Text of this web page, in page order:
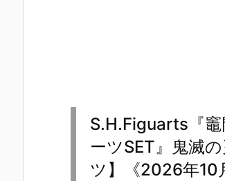
S.H.Figuarts『
ーツSET』鬼滅
ツ】《2026年10